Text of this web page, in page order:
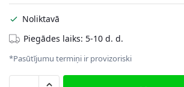
Noliktavā
Piegādes laiks: 5-10 d. d.
*Pasūtījumu termiņi ir provizoriski